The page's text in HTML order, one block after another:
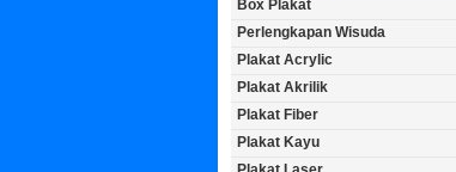
Box Plakat
Perlengkapan Wisuda
Plakat Acrylic
Plakat Akrilik
Plakat Fiber
Plakat Kayu